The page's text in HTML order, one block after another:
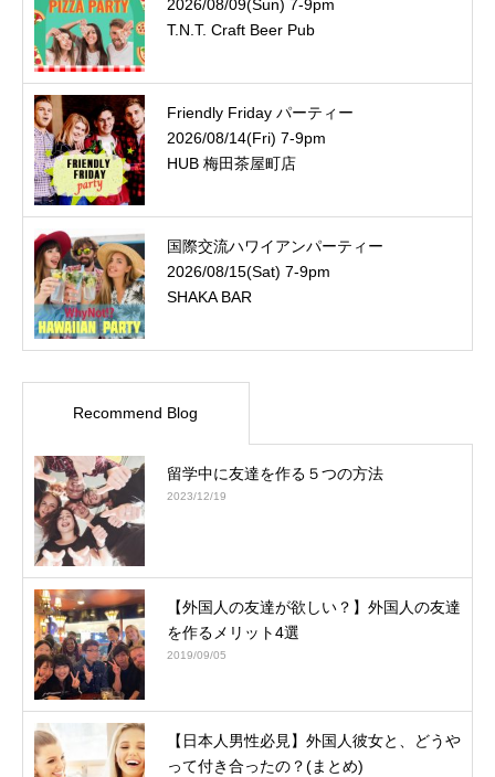
2026/08/09(Sun) 7-9pm
T.N.T. Craft Beer Pub
Friendly Friday パーティー
2026/08/14(Fri) 7-9pm
HUB 梅田茶屋町店
国際交流ハワイアンパーティー
2026/08/15(Sat) 7-9pm
SHAKA BAR
Recommend Blog
留学中に友達を作る５つの方法
2023/12/19
【外国人の友達が欲しい？】外国人の友達
を作るメリット4選
2019/09/05
【日本人男性必見】外国人彼女と、どうや
って付き合ったの？(まとめ)